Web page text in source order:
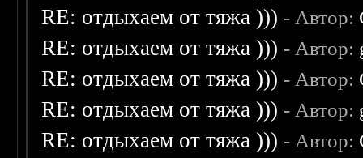
RE: отдыхаем от тяжа ))) - Автор:
RE: отдыхаем от тяжа ))) - Автор:
RE: отдыхаем от тяжа ))) - Автор:
RE: отдыхаем от тяжа ))) - Автор:
RE: отдыхаем от тяжа ))) - Автор: